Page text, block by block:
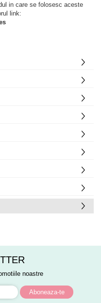
in care se folosesc aceste
link:
noastre